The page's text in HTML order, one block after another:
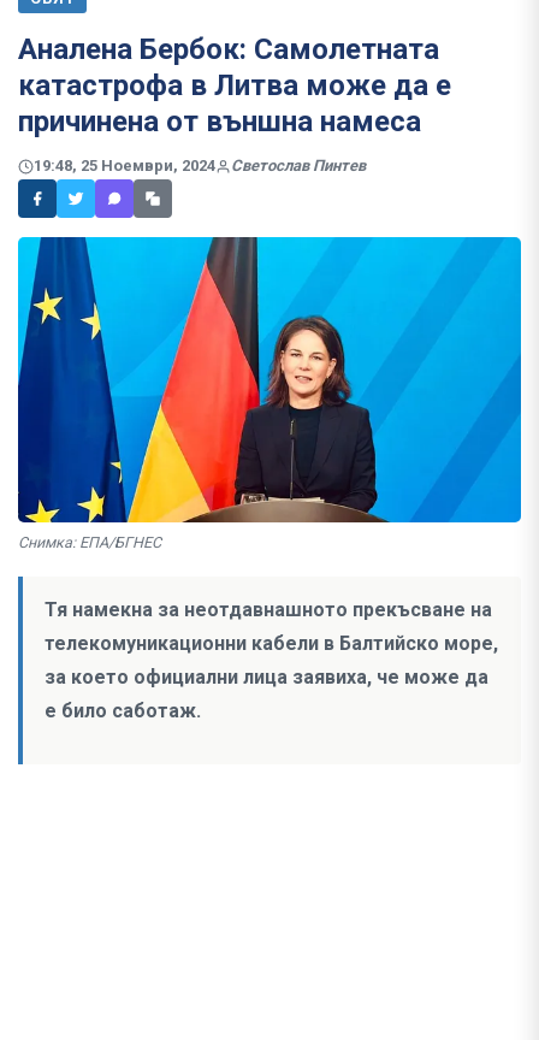
Аналена Бербок: Самолетната
катастрофа в Литва може да е
причинена от външна намеса
19:48, 25 Ноември, 2024 Светослав Пинтев
Снимка: ЕПА/БГНЕС
Тя намекна за неотдавнашното прекъсване на
телекомуникационни кабели в Балтийско море,
за което официални лица заявиха, че може да
е било саботаж.